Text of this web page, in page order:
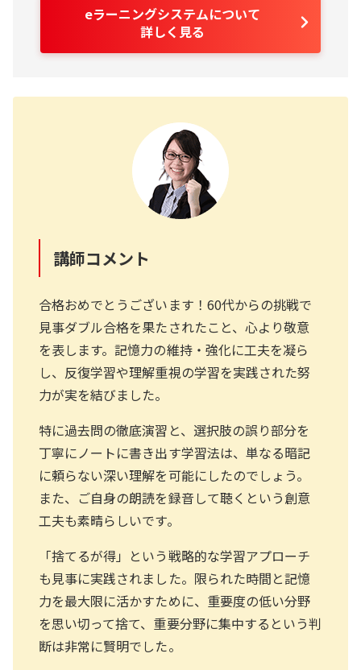
eラーニングシステムについて
詳しく見る
講師コメント
合格おめでとうございます！60代からの挑戦で
見事ダブル合格を果たされたこと、心より敬意
を表します。記憶力の維持・強化に工夫を凝ら
し、反復学習や理解重視の学習を実践された努
力が実を結びました。
特に過去問の徹底演習と、選択肢の誤り部分を
丁寧にノートに書き出す学習法は、単なる暗記
に頼らない深い理解を可能にしたのでしょう。
また、ご自身の朗読を録音して聴くという創意
工夫も素晴らしいです。
「捨てるが得」という戦略的な学習アプローチ
も見事に実践されました。限られた時間と記憶
力を最大限に活かすために、重要度の低い分野
を思い切って捨て、重要分野に集中するという判
断は非常に賢明でした。